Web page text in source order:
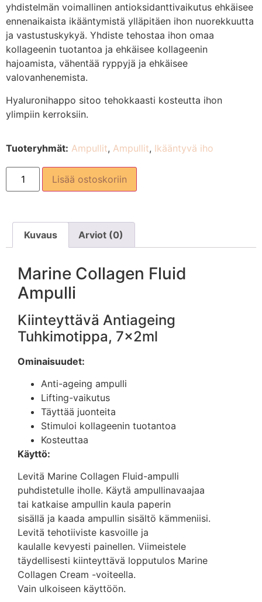
yhdistelmän voimallinen antioksidanttivaikutus ehkäisee
ennenaikaista ikääntymistä ylläpitäen ihon nuorekkuutta
ja vastustuskykyä. Yhdiste tehostaa ihon omaa
kollageenin tuotantoa ja ehkäisee kollageenin
hajoamista, vähentää ryppyjä ja ehkäisee
valovanhenemista.
Hyaluronihappo sitoo tehokkaasti kosteutta ihon
ylimpiin kerroksiin.
Tuoteryhmät: Ampullit, Ampullit, Ikääntyvä iho
Lisää ostoskoriin
Kuvaus Arviot (0)
Marine Collagen Fluid
Ampulli
Kiinteyttävä Antiageing
Tuhkimotippa, 7x2ml
Ominaisuudet:
Anti-ageing ampulli
Lifting-vaikutus
Täyttää juonteita
Stimuloi kollageenin tuotantoa
Kosteuttaa
Käyttö:
Levitä Marine Collagen Fluid-ampulli
puhdistetulle iholle. Käytä ampullinavaajaa
tai katkaise ampullin kaula paperin
sisällä ja kaada ampullin sisältö kämmeniisi.
Levitä tehotiiviste kasvoille ja
kaulalle kevyesti painellen. Viimeistele
täydellisesti kiinteyttävä lopputulos Marine
Collagen Cream -voiteella.
Vain ulkoiseen käyttöön.